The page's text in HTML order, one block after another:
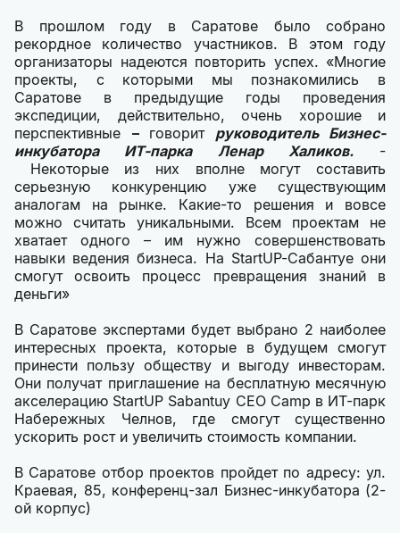
В прошлом году в Саратове было собрано
рекордное количество участников. В этом году
организаторы надеются повторить успех. «Многие
проекты, с которыми мы познакомились в
Саратове в предыдущие годы проведения
экспедиции, действительно, очень хорошие и
перспективные – говорит
руководитель Бизнес-
инкубатора ИТ-парка Ленар Халиков.
-
Некоторые из них вполне могут составить
серьезную конкуренцию уже существующим
аналогам на рынке. Какие-то решения и вовсе
можно считать уникальными. Всем проектам не
хватает одного – им нужно совершенствовать
навыки ведения бизнеса. На StartUP-Сабантуе они
смогут освоить процесс превращения знаний в
деньги»
В Саратове экспертами будет выбрано 2 наиболее
интересных проекта, которые в будущем смогут
принести пользу обществу и выгоду инвесторам.
Они получат приглашение на бесплатную месячную
акселерацию StartUP Sabantuy CEO Camp в ИТ-парк
Набережных Челнов, где смогут существенно
ускорить рост и увеличить стоимость компании.
В Саратове отбор проектов пройдет по адресу: ул.
Краевая, 85, конференц-зал Бизнес-инкубатора (2-
ой корпус)